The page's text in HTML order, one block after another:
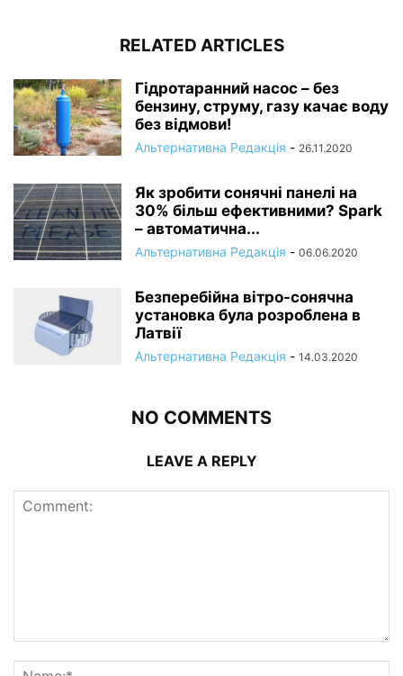
RELATED ARTICLES
Гідротаранний насос – без
бензину, струму, газу качає воду
без відмови!
Альтернативна Редакція - 26.11.2020
Як зробити сонячні панелі на
30% більш ефективними? Spark
– автоматична...
Альтернативна Редакція - 06.06.2020
Безперебійна вітро-сонячна
установка була розроблена в
Латвії
Альтернативна Редакція - 14.03.2020
NO COMMENTS
LEAVE A REPLY